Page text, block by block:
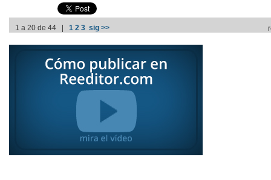
1 a 20 de 44 | 1 2 3 sig >>